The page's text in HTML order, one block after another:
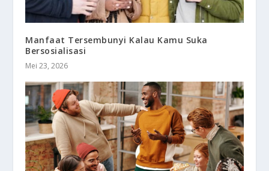
Manfaat Tersembunyi Kalau Kamu Suka
Bersosialisasi
Mei 23, 2026